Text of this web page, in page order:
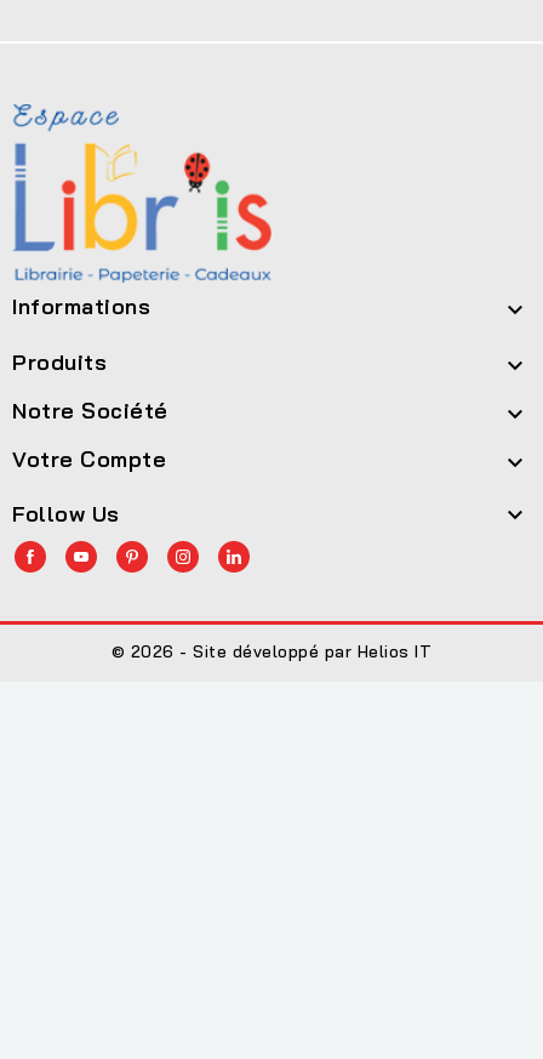
Informations 
Produits 
Notre Société 
Votre Compte 
Follow Us 
© 2026 - Site développé par Helios IT